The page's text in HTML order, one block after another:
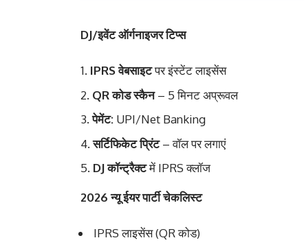
DJ/इवेंट ऑर्गनाइजर टिप्स
IPRS वेबसाइटपर इंस्टेंट लाइसेंस
QR कोड स्कैन– 5 मिनट अप्रूवल
पेमेंट: UPI/Net Banking
सर्टिफिकेट प्रिंट– वॉल पर लगाएं
DJ कॉन्ट्रैक्टमें IPRS क्लॉज
2026 न्यू ईयर पार्टी चेकलिस्ट
IPRS लाइसेंस (QR कोड)